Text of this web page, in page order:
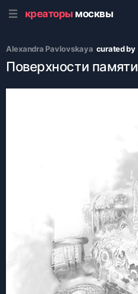
креаторы москвы
Alexandra Pavlovskaya curated by
Поверхности памяти